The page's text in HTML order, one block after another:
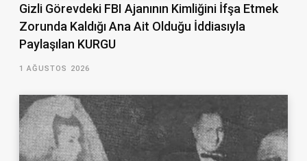
Gizli Görevdeki FBI Ajanının Kimliğini İfşa Etmek
Zorunda Kaldığı Ana Ait Olduğu İddiasıyla
Paylaşılan KURGU
1 AĞUSTOS 2026